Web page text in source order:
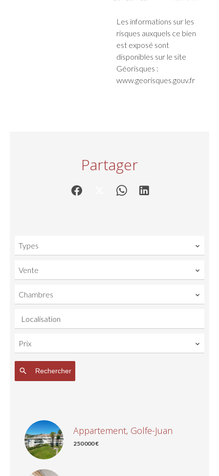
Les informations sur les
risques auxquels ce bien
est exposé sont
disponibles sur le site
Géorisques :
www.georisques.gouv.fr
Partager
Types
Vente
Chambres
Localisation
Prix
Rechercher
Appartement, Golfe-Juan
250 000 €